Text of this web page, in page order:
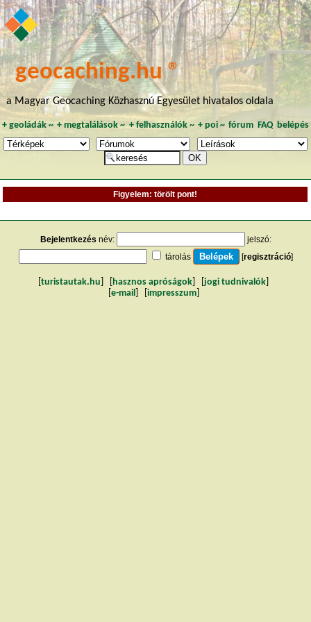
geocaching.hu ®
a Magyar Geocaching Közhasznú Egyesület hivatalos oldala
+ geoládák~ +megtalálások ~ + felhasználók~ + poi~ fórum FAQ belépés
Figyelem: törölt pont!
Bejelentkezés név:
jelszó:
tárolás
[regisztráció]
turistautak.hu hasznos apróságok jogi tudnivalók
e-mail impresszum]